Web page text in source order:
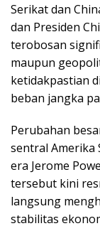
Serikat dan
dan Presiden
terobosan
maupun
ketidakpastian
beban jangka
Perubahan
sentral Amerika
era Jerome
tersebut kini
langsung
stabilitas